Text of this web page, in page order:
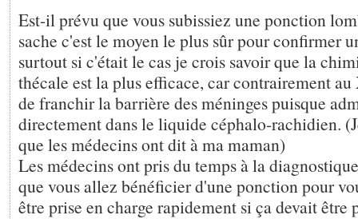
Est-il prévu que vous subissiez une ponction
sache c'est le moyen le plus sûr pour confirmer
surtout si c'était le cas je crois savoir que la
thécale est la plus efficace, car contrairement
de franchir la barrière des méninges puisque
directement dans le liquide céphalo-rachidien.
que les médecins ont dit à ma maman)
Les médecins ont pris du temps à la
que vous allez bénéficier d'une ponction pour
être prise en charge rapidement si ça devait être